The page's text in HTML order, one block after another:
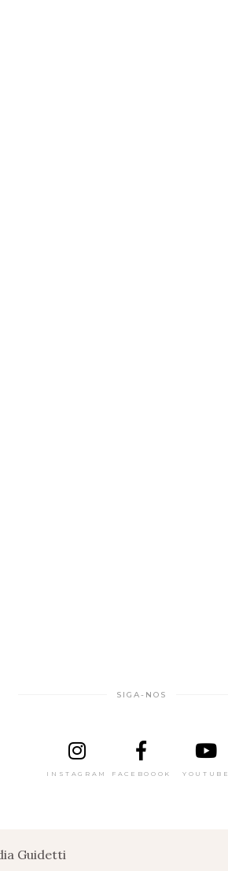
SIGA-NOS
INSTAGRAM FACEBOOOK YOUTUBE
Guidetti